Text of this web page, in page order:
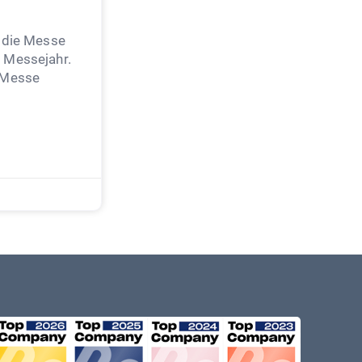
Messe
Messejahr.